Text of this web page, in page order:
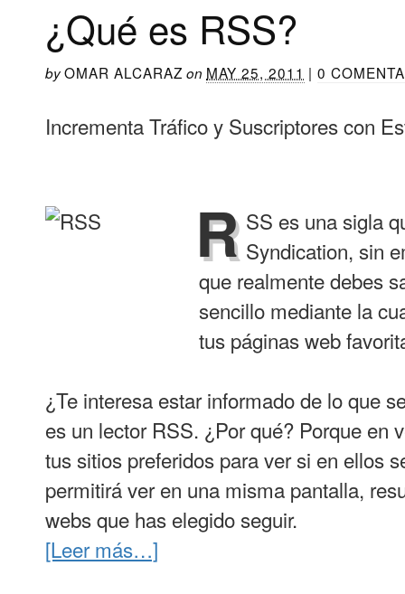
¿Qué es RSS?
byOMAR ALCARAZ on MAY 25, 2011 |0
Incrementa Tráfico y Suscriptores con
R SS es una sigla
Syndication, sin
que realmente debes
sencillo mediante la
tus páginas web
¿Te interesa estar informado de lo que
es un lector RSS. ¿Por qué? Porque en
tus sitios preferidos para ver si en ellos
permitirá ver en una misma pantalla,
webs que has elegido seguir.
[Leer más…]